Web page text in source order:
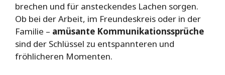
brechen und für ansteckendes Lachen sorgen.
Ob bei der Arbeit, im Freundeskreis oder in der
Familie – amüsante Kommunikationssprüche
sind der Schlüssel zu entspannteren und
fröhlicheren Momenten.